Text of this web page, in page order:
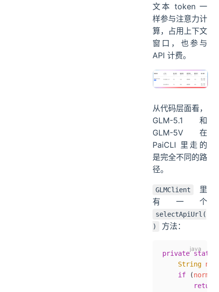
文本 token 一
样参与注意力计
算，占用上下文
窗口，也参与
API 计费。
从代码层面看，
GLM-5.1 和
GLM-5V 在
PaiCLI 里走的
是完全不同的路
径。
GLMClient
里
有一个
selectApiUrl(
)
方法：
private static
    String
    if
(
        return